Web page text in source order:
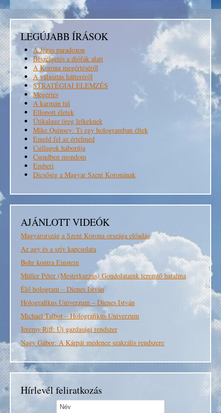
LEGÚJABB ÍRÁSOK
A Jézus paradoxon
Beszélgetés a diófák alatt
A Korona megértéséről
A választás hátteréről
STRATÉGIAI ELEMZÉS
Megértés
A karmán túl
Ellopott életek
Útikalauz öreg lelkeknek
Mike Quinsey: Ti egy hologramban éltek
Emeld fel az értelmed
Csillagok háborúja
Csendben mondom
Emberi
Dicsőség a Magyar Szent Koronának
AJÁNLOTT VIDEÓK
Magyarország a Szent Korona országa előadás
Az agy és a szív kapcsolata
Bohr kontra Einstein
Müller Péter (Mesterkurzus) Gondolataink teremtő hatalma
Élő hologram – Dienes István
Holografikus Univerzum – Dienes István
Michael Talbot – Holografikus Univerzum
Jeremy Riff: Új gazdasági rendszer
Nagy Gábor: A Kárpát medence szakrális rendszere
Hírlevél feliratkozás